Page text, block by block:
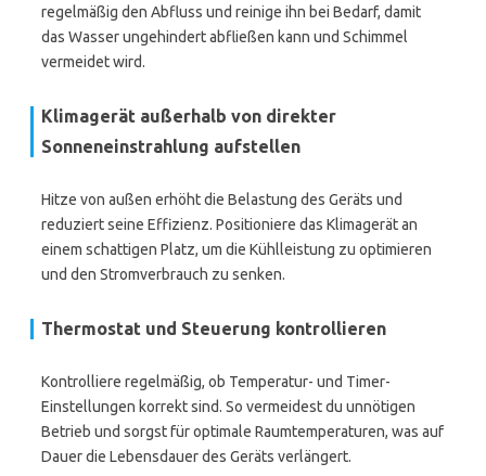
regelmäßig den Abfluss und reinige ihn bei Bedarf, damit
das Wasser ungehindert abfließen kann und Schimmel
vermeidet wird.
Klimagerät außerhalb von direkter
Sonneneinstrahlung aufstellen
Hitze von außen erhöht die Belastung des Geräts und
reduziert seine Effizienz. Positioniere das Klimagerät an
einem schattigen Platz, um die Kühlleistung zu optimieren
und den Stromverbrauch zu senken.
Thermostat und Steuerung kontrollieren
Kontrolliere regelmäßig, ob Temperatur- und Timer-
Einstellungen korrekt sind. So vermeidest du unnötigen
Betrieb und sorgst für optimale Raumtemperaturen, was auf
Dauer die Lebensdauer des Geräts verlängert.